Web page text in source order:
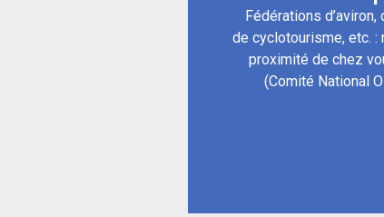
Fédérations
de cyclotourisme, etc.
proximité de chez
(Comité National